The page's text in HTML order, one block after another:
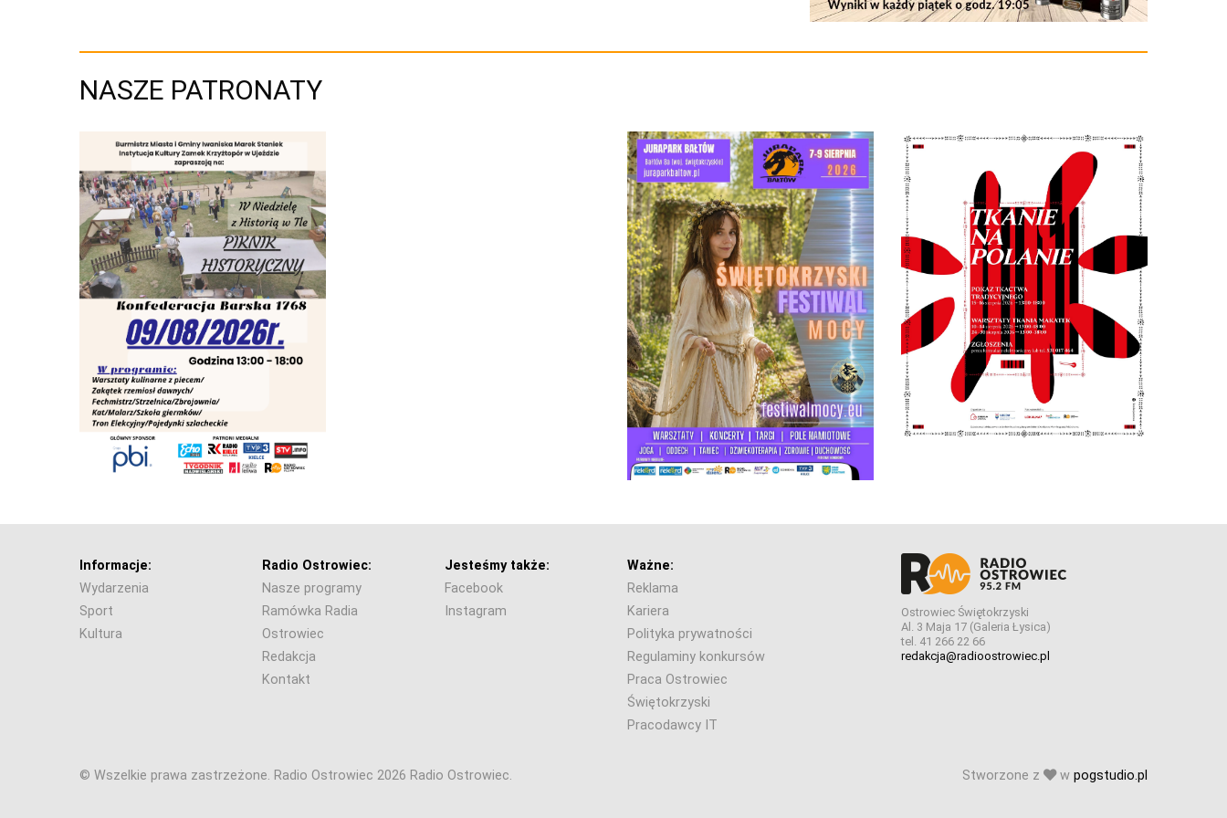
NASZE PATRONATY
Informacje:
Wydarzenia
Sport
Kultura
Radio Ostrowiec:
Nasze programy
Ramówka Radia
Ostrowiec
Redakcja
Kontakt
Jesteśmy także:
Facebook
Instagram
Ważne:
Reklama
Kariera
Polityka prywatności
Regulaminy konkursów
Praca Ostrowiec
Świętokrzyski
Pracodawcy IT
Ostrowiec Świętokrzyski
Al. 3 Maja 17 (Galeria Łysica)
tel. 41 266 22 66
redakcja@radioostrowiec.pl
© Wszelkie prawa zastrzeżone. Radio Ostrowiec 2026 Radio Ostrowiec. Stworzone z w pogstudio.pl